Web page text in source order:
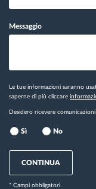
Messaggio
Le tue informazioni saranno
saperne di più cliccare
Desidero ricevere
Sì No
CONTINUA
* Campi obbligatori.